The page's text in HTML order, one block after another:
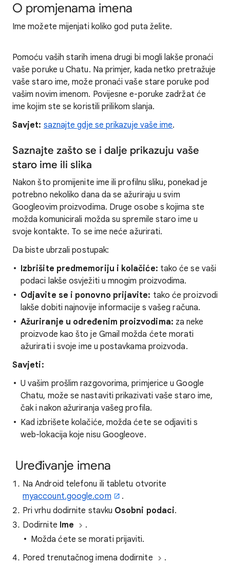
O promjenama imena
Ime možete mijenjati koliko god puta želite.
Pomoću vaših starih imena drugi bi mogli lakše pronaći
vaše poruke u Chatu. Na primjer, kada netko pretražuje
vaše staro ime, može pronaći vaše stare poruke pod
vašim novim imenom. Povijesne e-poruke zadržat će
ime kojim ste se koristili prilikom slanja.
Savjet: saznajte gdje se prikazuje vaše ime.
Saznajte zašto se i dalje prikazuju vaše
staro ime ili slika
Nakon što promijenite ime ili profilnu sliku, ponekad je
potrebno nekoliko dana da se ažuriraju u svim
Googleovim proizvodima. Druge osobe s kojima ste
možda komunicirali možda su spremile staro ime u
svoje kontakte. To se ime neće ažurirati.
Da biste ubrzali postupak:
Izbrišite predmemoriju i kolačiće: tako će se vaši
podaci lakše osvježiti u mnogim proizvodima.
Odjavite se i ponovno prijavite: tako će proizvodi
lakše dobiti najnovije informacije s vašeg računa.
Ažuriranje u određenim proizvodima: za neke
proizvode kao što je Gmail možda ćete morati
ažurirati i svoje ime u postavkama proizvoda.
Savjeti:
U vašim prošlim razgovorima, primjerice u Google
Chatu, može se nastaviti prikazivati vaše staro ime,
čak i nakon ažuriranja vašeg profila.
Kad izbrišete kolačiće, možda ćete se odjaviti s
web-lokacija koje nisu Googleove.
Uređivanje imena
Na Android telefonu ili tabletu otvorite
myaccount.google.com
.
Pri vrhu dodirnite stavku Osobni podaci.
Dodirnite Ime
.
Možda ćete se morati prijaviti.
Pored trenutačnog imena dodirnite
.